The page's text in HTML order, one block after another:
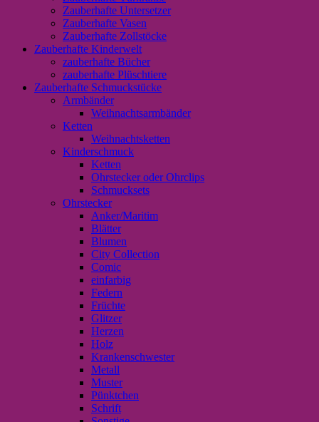
Zauberhafte Untersetzer
Zauberhafte Vasen
Zauberhafte Zollstöcke
Zauberhafte Kinderwelt
zauberhafte Bücher
zauberhafte Plüschtiere
Zauberhafte Schmuckstücke
Armbänder
Weihnachtsarmbänder
Ketten
Weihnachtsketten
Kinderschmuck
Ketten
Ohrstecker oder Ohrclips
Schmucksets
Ohrstecker
Anker/Maritim
Blätter
Blumen
City Collection
Comic
einfarbig
Federn
Früchte
Glitzer
Herzen
Holz
Krankenschwester
Metall
Muster
Pünktchen
Schrift